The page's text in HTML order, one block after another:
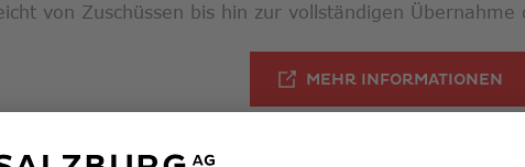
von Zuschüssen bis hin zur vollständigen Übernahme
MEHR INFORMATIONEN